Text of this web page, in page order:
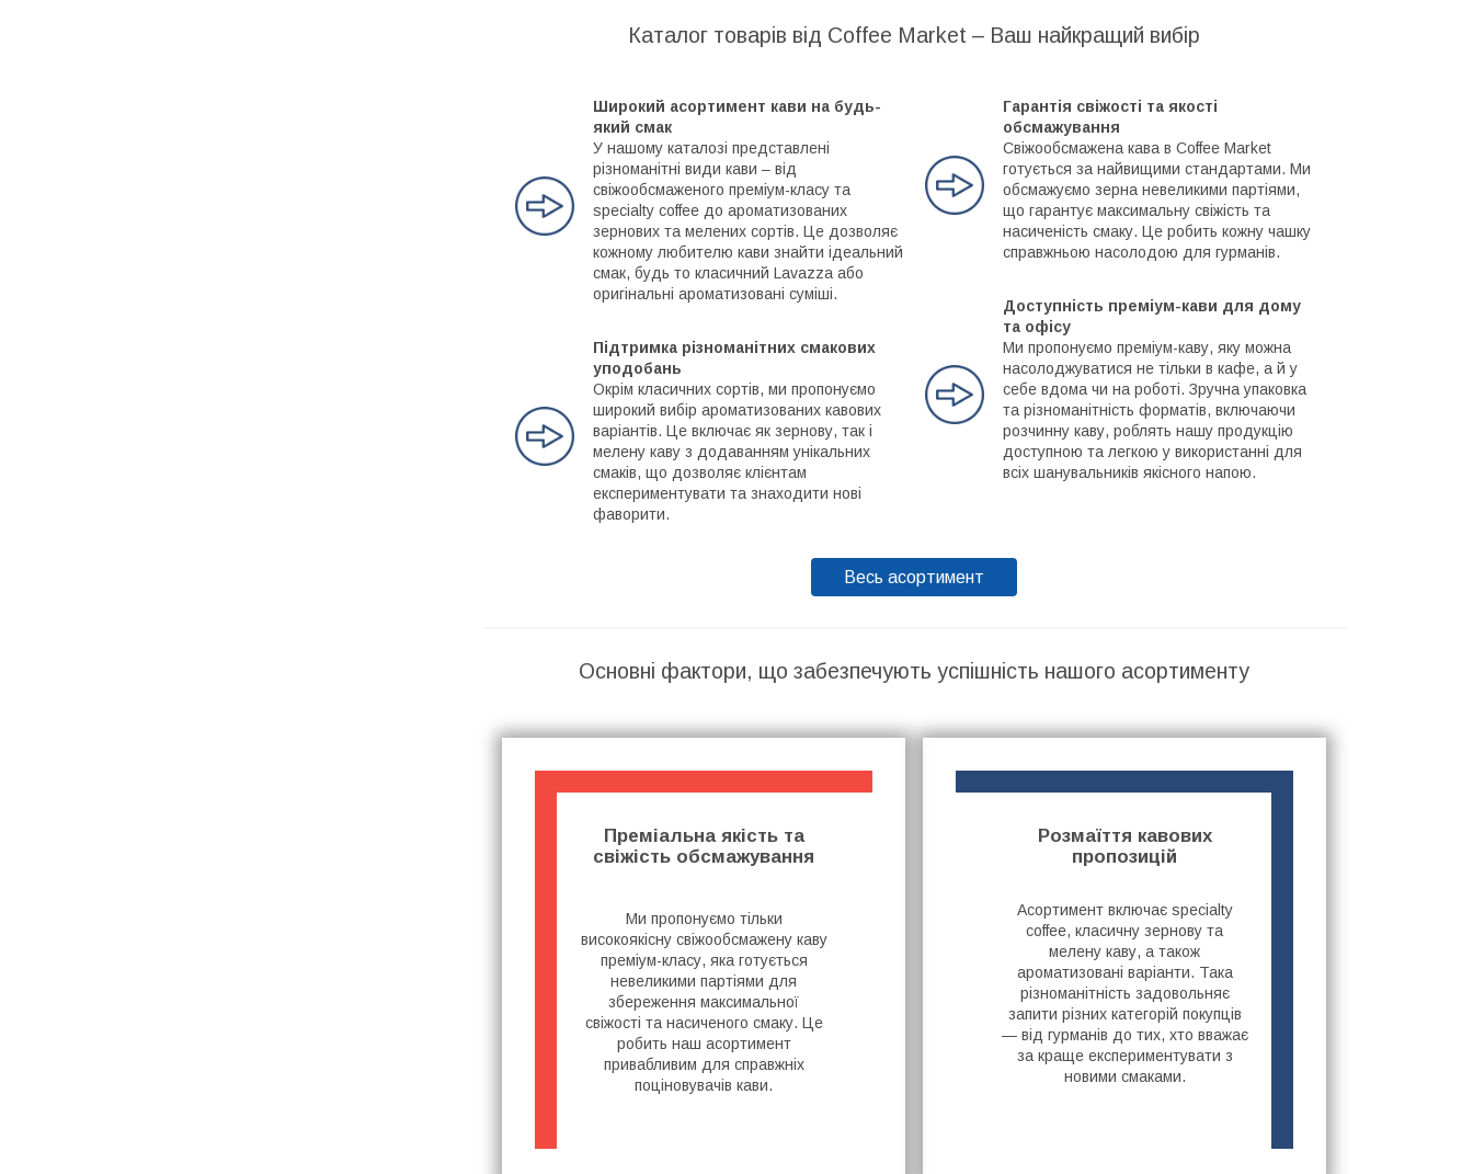
Каталог товарів від Coffee Market – Ваш найкращий вибір
Широкий асортимент кави на будь-
який смак
У нашому каталозі представлені
різноманітні види кави – від
свіжообсмаженого преміум-класу та
specialty coffee до ароматизованих
зернових та мелених сортів. Це дозволяє
кожному любителю кави знайти ідеальний
смак, будь то класичний Lavazza або
оригінальні ароматизовані суміші.
Підтримка різноманітних смакових
уподобань
Окрім класичних сортів, ми пропонуємо
широкий вибір ароматизованих кавових
варіантів. Це включає як зернову, так і
мелену каву з додаванням унікальних
смаків, що дозволяє клієнтам
експериментувати та знаходити нові
фаворити.
Гарантія свіжості та якості
обсмажування
Свіжообсмажена кава в Coffee Market
готується за найвищими стандартами. Ми
обсмажуємо зерна невеликими партіями,
що гарантує максимальну свіжість та
насиченість смаку. Це робить кожну чашку
справжньою насолодою для гурманів.
Доступність преміум-кави для дому
та офісу
Ми пропонуємо преміум-каву, яку можна
насолоджуватися не тільки в кафе, а й у
себе вдома чи на роботі. Зручна упаковка
та різноманітність форматів, включаючи
розчинну каву, роблять нашу продукцію
доступною та легкою у використанні для
всіх шанувальників якісного напою.
Весь асортимент
Основні фактори, що забезпечують успішність нашого асортименту
Преміальна якість та
свіжість обсмажування
Ми пропонуємо тільки
високоякісну свіжообсмажену каву
преміум-класу, яка готується
невеликими партіями для
збереження максимальної
свіжості та насиченого смаку. Це
робить наш асортимент
привабливим для справжніх
поціновувачів кави.
Розмаїття кавових
пропозицій
Асортимент включає specialty
coffee, класичну зернову та
мелену каву, а також
ароматизовані варіанти. Така
різноманітність задовольняє
запити різних категорій покупців
— від гурманів до тих, хто вважає
за краще експериментувати з
новими смаками.